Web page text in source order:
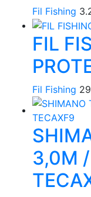
Fil Fishing
FIL
Fil Fishing
3,0M